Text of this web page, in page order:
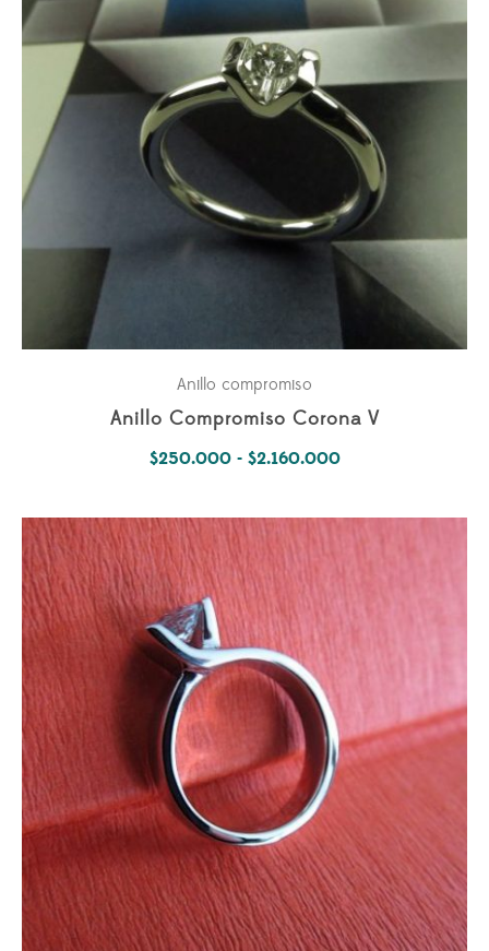
Anillo compromiso
Anillo Compromiso Corona V
$250.000 - $2.160.000Rango
precios:
hasta